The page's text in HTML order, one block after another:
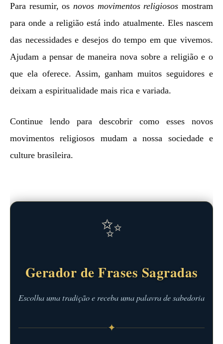
Para resumir, os novos movimentos religiosos mostram
para onde a religião está indo atualmente. Eles nascem
das necessidades e desejos do tempo em que vivemos.
Ajudam a pensar de maneira nova sobre a religião e o
que ela oferece. Assim, ganham muitos seguidores e
deixam a espiritualidade mais rica e variada.
Continue lendo para descobrir como esses novos
movimentos religiosos mudam a nossa sociedade e
culture brasileira.
✨
Gerador de Frases Sagradas
Escolha uma tradição e receba uma palavra de sabedoria
✦